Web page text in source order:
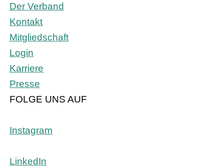
Der Verband
Kontakt
Mitgliedschaft
Login
Karriere
Presse
FOLGE UNS AUF
Instagram
LinkedIn